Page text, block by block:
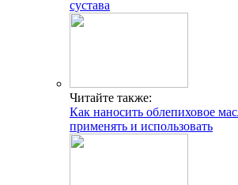
сустава
Читайте также:
Как наносить облепиховое
применять и использовать